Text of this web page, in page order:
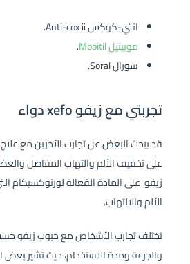
انتي-كوكس Anti-cox ii.
موبيتيل Mobitil
.
سورال Soral.
تجربتي مع زيفو xefo دواء
قد يبحث البعض عن تجارب الآخرين مع علاج
على تخفيف الألم والتهاب المفاصل
زيفو على المادة الفعالة لورنوكسيكام
الألم والالتهاب.
تختلف تجارب الأشخاص مع حبوب زيفو
والجرعة ومدة الاستخدام، حيث تشير بعض